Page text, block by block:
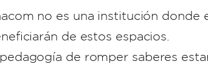
no es una institución
de estos espacios.
de romper saberes